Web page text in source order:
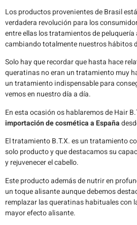
Los productos provenientes de Brasil
verdadera revolución para los
entre ellas los tratamientos de
cambiando totalmente nuestros hábitos
Solo hay que recordar que hasta hace
queratinas no eran un tratamiento muy
un tratamiento indispensable para
vemos en nuestro día a día.
En esta ocasión os hablaremos de Hair
importación de cosmética a España
El tratamiento B.T.X. es un tratamiento
solo producto y que destacamos su
y rejuvenecer el cabello.
Este producto además de nutrir en
un toque alisante aunque debemos
remplazar las queratinas habituales con
mayor efecto alisante.